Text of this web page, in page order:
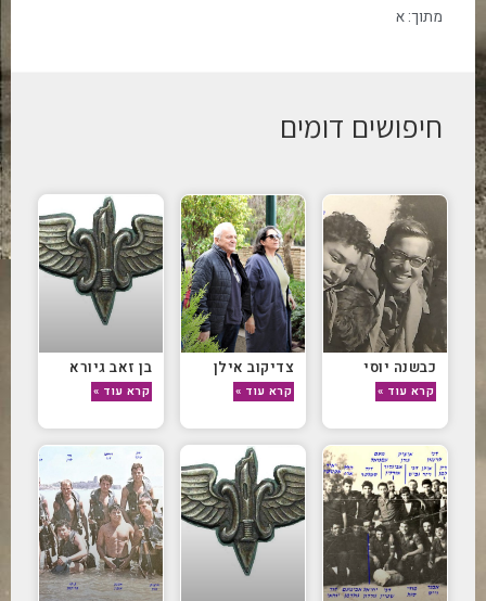
מתוך:א
חיפושים דומים
כבשנה יוסי
קרא עוד »
צדיקוב אילן
קרא עוד »
בן זאב גיורא
קרא עוד »